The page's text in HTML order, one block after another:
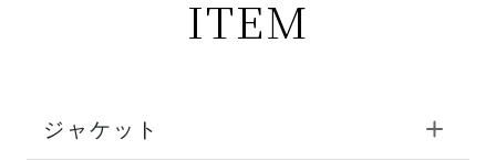
ITEM
ジャケット